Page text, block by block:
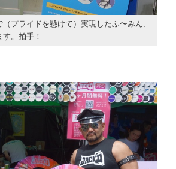
プライドを懸けて）実現したふ〜みん、
。拍手！